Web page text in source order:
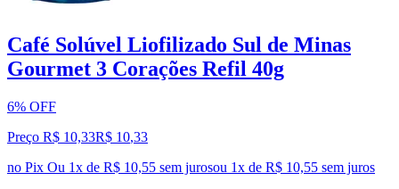
Café Solúvel Liofilizado Sul de Minas
Gourmet 3 Corações Refil 40g
6% OFF
Preço R$ 10,33R$ 10,33
no Pix Ou 1x de R$ 10,55 sem jurosou 1x de R$ 10,55 sem juros